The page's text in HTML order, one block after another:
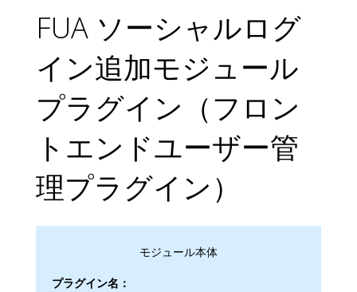
FUA ソーシャルログ
イン追加モジュール
プラグイン（フロン
トエンドユーザー管
理プラグイン）
モジュール本体
プラグイン名：